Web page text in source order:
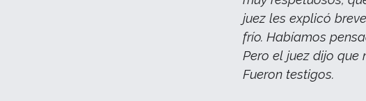
juez les explicó
frío. Habíamos
Pero el juez dijo que
Fueron testigos.